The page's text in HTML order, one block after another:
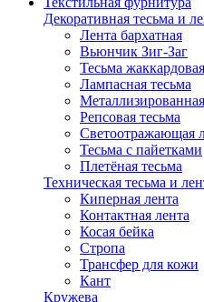
Декоративная тесьма и
Лента бархатная
Вьюнчик Зиг-Заг
Тесьма жаккардовая
Лампасная тесьма
Репсовая тесьма
Светоотражающая
Тесьма с пайетками
Плетёная тесьма
Техническая тесьма и
Киперная лента
Контактная лента
Косая бейка
Стропа
Трансфер для кожи
Кант
Кружева